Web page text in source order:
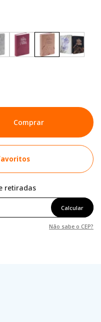
Comprar
retiradas
Calcular
Não sabe o CEP?